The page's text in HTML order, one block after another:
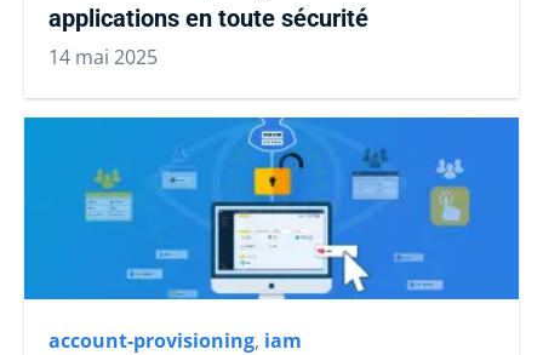
applications en toute sécurité
14 mai 2025
account-provisioning, iam